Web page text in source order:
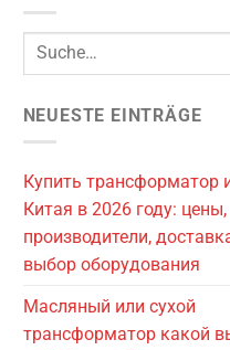
NEUESTE EINTRÄGE
Купить трансформатор
Китая в 2026 году: цены,
производители,
выбор оборудования
Масляный или сухой
трансформатор какой